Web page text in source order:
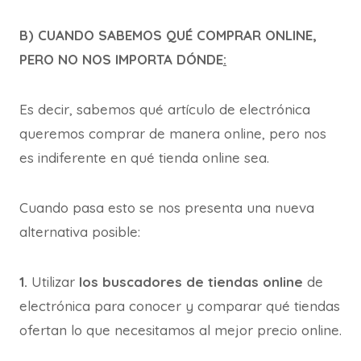
B) CUANDO SABEMOS QUÉ COMPRAR ONLINE,
PERO NO NOS IMPORTA DÓNDE:
Es decir, sabemos qué artículo de electrónica
queremos comprar de manera online, pero nos
es indiferente en qué tienda online sea.
Cuando pasa esto se nos presenta una nueva
alternativa posible:
1. Utilizar los buscadores de tiendas online de
electrónica para conocer y comparar qué tiendas
ofertan lo que necesitamos al mejor precio online.